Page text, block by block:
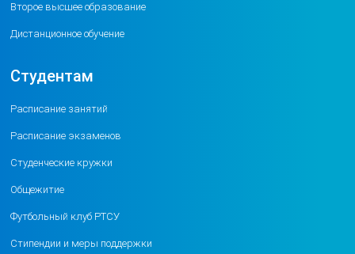
Второе высшее образование
Дистанционное обучение
Студентам
Расписание занятий
Расписание экзаменов
Студенческие кружки
Общежитие
Футбольный клуб РТСУ
Стипендии и меры поддержки